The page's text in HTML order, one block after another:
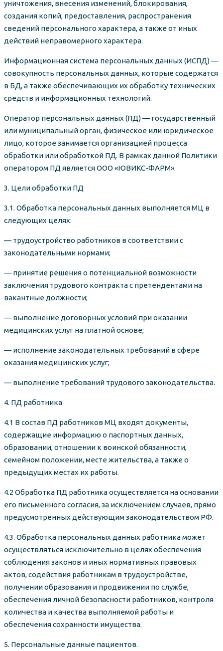
уничтожения, внесения изменений, блокирования,
создания копий, предоставления, распространения
сведений персонального характера, а также от иных
действий неправомерного характера.
Информационная система персональных данных (ИСПД) —
совокупность персональных данных, которые содержатся
в БД, а также обеспечивающих их обработку технических
средств и информационных технологий.
Оператор персональных данных (ПД) — государственный
или муниципальный орган, физическое или юридическое
лицо, которое занимается организацией процесса
обработки или обработкой ПД. В рамках данной Политики
оператором ПД является ООО «ЮВИКС-ФАРМ».
3. Цели обработки ПД
3.1. Обработка персональных данных выполняется МЦ в
следующих целях:
— трудоустройство работников в соответствии с
законодательными нормами;
— принятие решения о потенциальной возможности
заключения трудового контракта с претендентами на
вакантные должности;
— выполнение договорных условий при оказании
медицинских услуг на платной основе;
— исполнение законодательных требований в сфере
оказания медицинских услуг;
— выполнение требований трудового законодательства.
4. ПД работника
4.1 В состав ПД работников МЦ входят документы,
содержащие информацию о паспортных данных,
образовании, отношении к воинской обязанности,
семейном положении, месте жительства, а также о
предыдущих местах их работы.
4.2 Обработка ПД работника осуществляется на основании
его письменного согласия, за исключением случаев, прямо
предусмотренных действующим законодательством РФ.
4.3. Обработка персональных данных работника может
осуществляться исключительно в целях обеспечения
соблюдения законов и иных нормативных правовых
актов, содействия работникам в трудоустройстве,
получении образования и продвижении по службе,
обеспечения личной безопасности работников, контроля
количества и качества выполняемой работы и
обеспечения сохранности имущества.
5. Персональные данные пациентов.